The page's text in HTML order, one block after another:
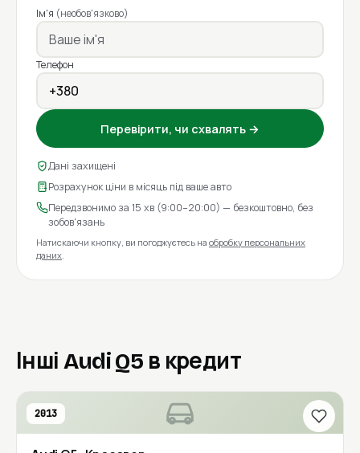
Ім'я (необов'язково)
Телефон
Перевірити, чи схвалять →
Дані захищені
Розрахунок ціни в місяць під ваше авто
Передзвонимо за 15 хв (9:00–20:00) — безкоштовно, без
зобов'язань
Натискаючи кнопку, ви погоджуєтесь на обробку персональних
даних.
Інші Audi Q5 в кредит
2013